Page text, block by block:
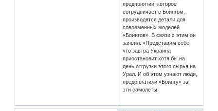
предприятии, которое
сотрудничает с Боингом,
производятся детали для
современных моделей
«Боингов». В связи с этим он
заявил: «Представим себе,
что завтра Украина
приостановит хотя бы на
день отгрузки этого сырья на
Урал. И об этом узнают люди,
предоплатили «Боингу» за
эти самолеты.